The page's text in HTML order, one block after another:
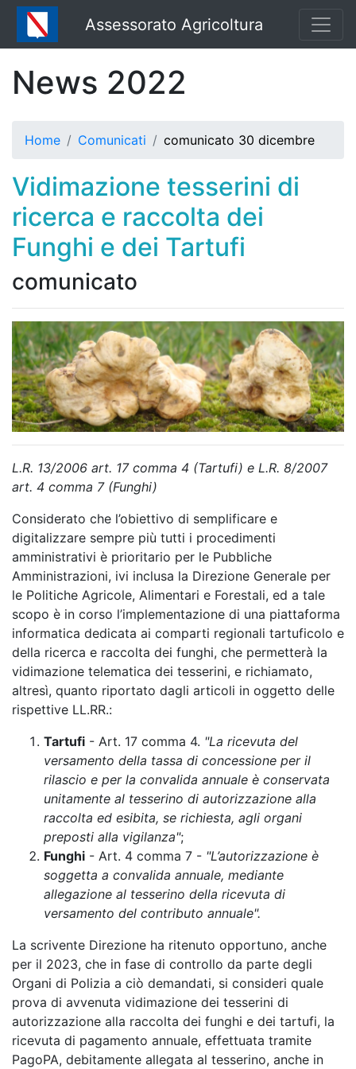
Assessorato Agricoltura
News 2022
Home Comunicati comunicato 30 dicembre
Vidimazione tesserini di
ricerca e raccolta dei
Funghi e dei Tartufi
comunicato
L.R. 13/2006 art. 17 comma 4 (Tartufi) e L.R. 8/2007
art. 4 comma 7 (Funghi)
Considerato che l’obiettivo di semplificare e
digitalizzare sempre più tutti i procedimenti
amministrativi è prioritario per le Pubbliche
Amministrazioni, ivi inclusa la Direzione Generale per
le Politiche Agricole, Alimentari e Forestali, ed a tale
scopo è in corso l’implementazione di una piattaforma
informatica dedicata ai comparti regionali tartuficolo e
della ricerca e raccolta dei funghi, che permetterà la
vidimazione telematica dei tesserini, e richiamato,
altresì, quanto riportato dagli articoli in oggetto delle
rispettive LL.RR.:
Tartufi - Art. 17 comma 4. "La ricevuta del
versamento della tassa di concessione per il
rilascio e per la convalida annuale è conservata
unitamente al tesserino di autorizzazione alla
raccolta ed esibita, se richiesta, agli organi
preposti alla vigilanza";
Funghi - Art. 4 comma 7 - "L’autorizzazione è
soggetta a convalida annuale, mediante
allegazione al tesserino della ricevuta di
versamento del contributo annuale".
La scrivente Direzione ha ritenuto opportuno, anche
per il 2023, che in fase di controllo da parte degli
Organi di Polizia a ciò demandati, si consideri quale
prova di avvenuta vidimazione dei tesserini di
autorizzazione alla raccolta dei funghi e dei tartufi, la
ricevuta di pagamento annuale, effettuata tramite
PagoPA, debitamente allegata al tesserino, anche in